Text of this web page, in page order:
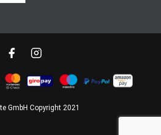
GmbH Copyright 2021